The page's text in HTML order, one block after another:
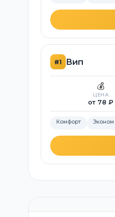
#1 Вип
💰
ЦЕНА
от 78 ₽
Комфорт Эконом